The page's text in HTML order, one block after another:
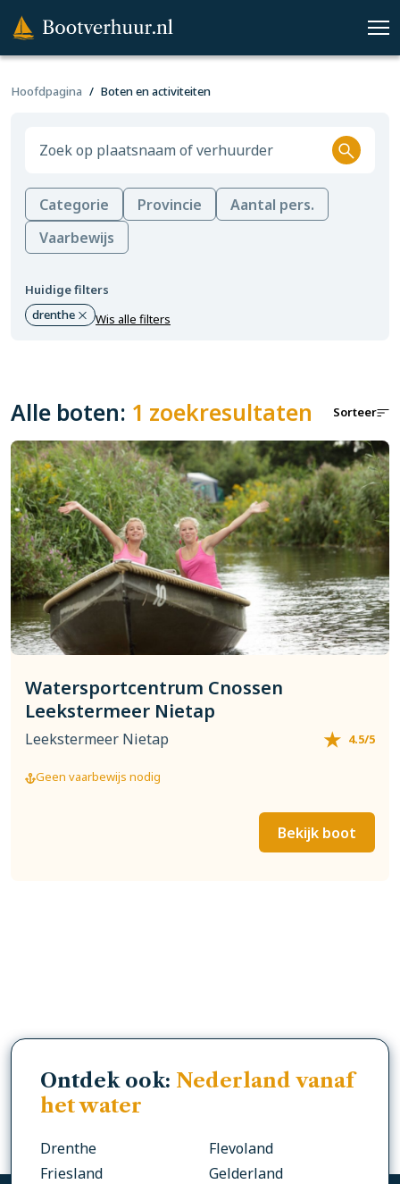
Hoofdpagina Boten en activiteiten
Categorie Provincie
Aantal pers.
Vaarbewijs
Huidige filters
drenthe
Wis alle filters
Alle boten: 1 zoekresultaten Sorteer
Watersportcentrum Cnossen
Leekstermeer Nietap
Leekstermeer Nietap 4.5/5
Geen vaarbewijs nodig
Bekijk boot
Ontdek ook: Nederland vanaf
het water
Drenthe
Flevoland
Friesland
Gelderland